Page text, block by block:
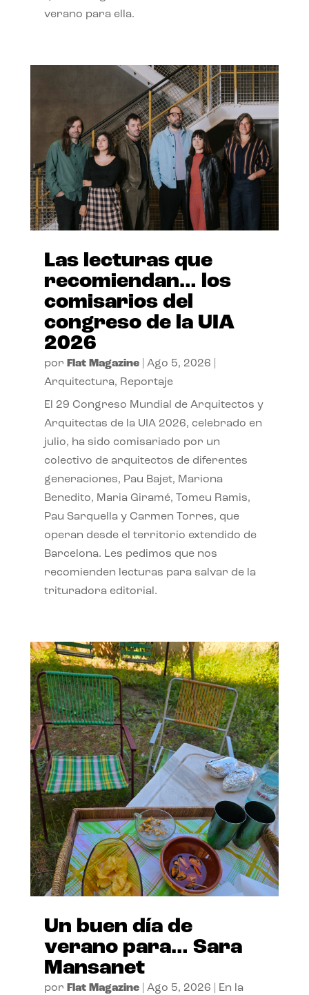
verano para ella.
Las lecturas que
recomiendan… los
comisarios del
congreso de la UIA
2026
por Flat Magazine| Ago 5, 2026
Arquitectura, Reportaje
El 29 Congreso Mundial de Arquitectos y
Arquitectas de la UIA 2026, celebrado en
julio, ha sido comisariado por un
colectivo de arquitectos de diferentes
generaciones, Pau Bajet, Mariona
Benedito, Maria Giramé, Tomeu Ramis,
Pau Sarquella y Carmen Torres, que
operan desde el territorio extendido de
Barcelona. Les pedimos que nos
recomienden lecturas para salvar de la
trituradora editorial.
Un buen día de
verano para… Sara
Mansanet
por Flat Magazine| Ago 5, 2026
En la